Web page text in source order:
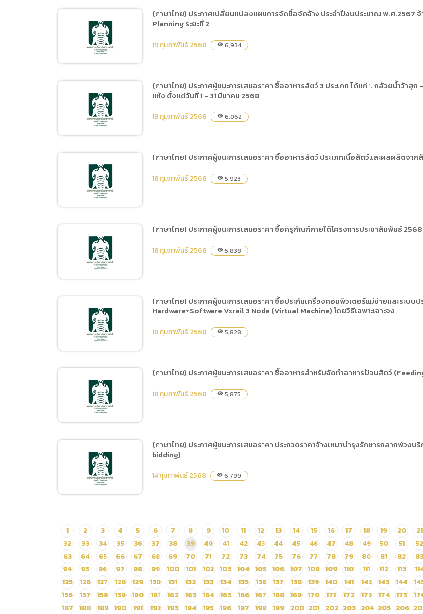
1. กล้วยน้ำว้าสุก-กล้วยน้ำว้า
ดิบ 2. ผักและผลไม้ 3. หญ้า
สดและหญ้าแพงโกล่าแห้ง
ตั้งแต่วันที่ 1 เมษายน – 30
กันยายน 2568
(ภาษาไทย) แบบ บก.05 จ้าง
โครงการพัฒนาระบบ ERP
Enterprise Resource
Planning ระยะที่ 2
(ภาษาไทย) ประกาศ
เปลี่ยนแปลงแผนการจัดซื้อ
จัดจ้าง ประจำปีงบประมาณ
พ.ศ.2567 จ้างโครงการ
พัฒนาระบบ ERP
Enterprise Resource
Planning ระยะที่ 2
(ภาษาไทย) ประกาศเปลี่ยนแปลงแผนการจัดซื้อจัดจ้าง ประจำปีงบประมาณ พ.ศ.2567
Planning ระยะที่ 2
19 กุมภาพันธ์ 2568 visibility 6,934
(ภาษาไทย) ประกาศผู้ชนะ
การเสนอราคา ซื้ออาหาร
สัตว์ 3 ประเภท ได้แก่ 1.
กล้วยน้ำว้าสุก – กล้วยน้ำว้า
ดิบ 2. ผักและผลไม้ 3. หญ้า
สดและหญ้าแพงโกล่าแห้ง
ตั้งแต่วันที่ 1 – 31 มีนาคม
(ภาษาไทย) ประกาศผู้ชนะการเสนอราคา ซื้ออาหารสัตว์ 3 ประเภท ได้แก่ 1. กล้วยน้ำว้า
แห้ง ตั้งแต่วันที่ 1 – 31 มีนาคม 2568
18 กุมภาพันธ์ 2568 visibility 6,062
(ภาษาไทย) ประกาศผู้ชนะ
การเสนอราคา ซื้ออาหาร
สัตว์ ประเภทเนื้อสัตว์และ
ผลผลิตจากสัตว์ ตั้งแต่วันที่
1 – 31 มีนาคม 2568
(ภาษาไทย) ประกาศผู้ชนะการเสนอราคา ซื้ออาหารสัตว์ ประเภทเนื้อสัตว์และผลผลิตจาก
18 กุมภาพันธ์ 2568 visibility 5,923
(ภาษาไทย) ประกาศผู้ชนะ
การเสนอราคา ซื้อครุภัณฑ์
ภายใต้โครงการ
ประชาสัมพันธ์ 2568 โดยวิธี
เฉพาะเจาะจง
(ภาษาไทย) ประกาศผู้ชนะการเสนอราคา ซื้อครุภัณฑ์ภายใต้โครงการประชาสัมพันธ์ 2568
18 กุมภาพันธ์ 2568 visibility 5,838
(ภาษาไทย) ประกาศผู้ชนะ
การเสนอราคา ซื้อประกัน
เครื่องคอมพิวเตอร์แม่ข่าย
และระบบประมวลผลและจัด
เก็บข้อมูลแบบเสมือน
Hardware+Software
Vxrail 3 Node (Virtual
Machine) โดยวิธีเฉพาะ
เจาะจง
(ภาษาไทย) ประกาศผู้ชนะการเสนอราคา ซื้อประกันเครื่องคอมพิวเตอร์แม่ข่ายและระบ
Hardware+Software Vxrail 3 Node (Virtual Machine) โดยวิธีเฉพาะเจาะจง
18 กุมภาพันธ์ 2568 visibility 5,828
(ภาษาไทย) ประกาศผู้ชนะ
การเสนอราคา ซื้ออาหาร
สำหรับจัดทำอาหารป้อนสัตว์
(Feeding) จำนวน 8
(ภาษาไทย) ประกาศผู้ชนะการเสนอราคา ซื้ออาหารสำหรับจัดทำอาหารป้อนสัตว์
18 กุมภาพันธ์ 2568 visibility 5,875
(ภาษาไทย) ประกาศผู้ชนะ
การเสนอราคา ประกวดราคา
จ้างเหมาบำรุงรักษารถลาก
พ่วงบริการนักท่องเที่ยว
ด้วยวิธีประกวดราคา
อิเล็กทรอนิกส์ (e-bidding)
(ภาษาไทย) ประกาศผู้ชนะการเสนอราคา ประกวดราคาจ้างเหมาบำรุงรักษารถลากพ่วง
bidding)
14 กุมภาพันธ์ 2568 visibility 6,799
1 2 3 4 5 6 7 8 9 10 11 12 13 14 15 16 17 18 19 20 21
32
33 34 35 36 37 38 39 40 41 42 43 44 45 46 47 48 49 50 51 52
63
64 65 66 67 68 69 70 71 72 73 74 75 76 77 78 79 80 81 82 83
94
95 96 97 98 99 100 101 102 103 104 105 106 107 108 109 110 111 112 113
125
126 127 128 129 130 131 132 133 134 135 136 137 138 139 140 141 142 143 144
156
157 158 159 160 161 162 163 164 165 166 167 168 169 170 171 172 173 174 175
187
188 189 190 191 192 193 194 195 196 197 198 199 200 201 202 203 204 205 206